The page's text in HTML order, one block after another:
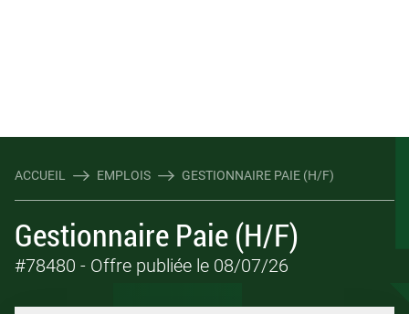
ACCUEIL EMPLOIS GESTIONNAIRE PAIE (H/F)
Gestionnaire Paie (H/F)
#78480 - Offre publiée le 08/07/26